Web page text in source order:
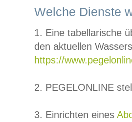
Welche Dienste
1. Eine tabellarische
den aktuellen
https://
2. PEGELONLINE
3. Einrichten eines